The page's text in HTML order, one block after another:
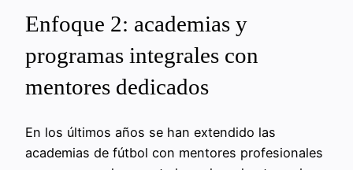
Enfoque 2: academias y
programas integrales con
mentores dedicados
En los últimos años se han extendido las
academias de fútbol con mentores profesionales